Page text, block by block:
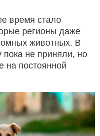
время стало
регионы даже
животных. В
пока не приняли, но
на постоянной